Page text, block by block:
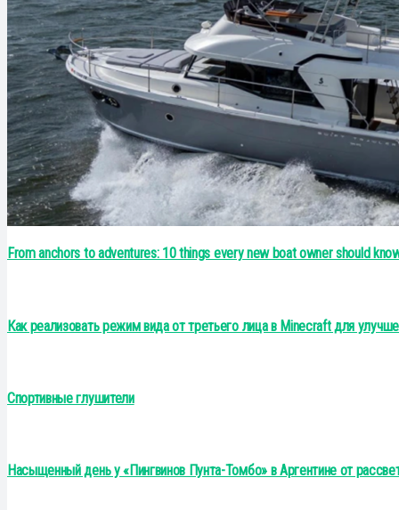
From anchors to adventures: 10 things every new boat owner should
Как реализовать режим вида от третьего лица в Minecraft для
Спортивные глушители
Насыщенный день у «Пингвинов Пунта-Томбо» в Аргентине от